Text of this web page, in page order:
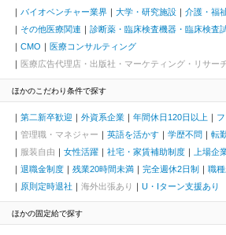
バイオベンチャー業界
大学・研究施設
介護・福
その他医療関連
診断薬・臨床検査機器・臨床検査
CMO
医療コンサルティング
医療広告代理店・出版社・マーケティング・リサー
ほかのこだわり条件で探す
第二新卒歓迎 外資系企業 年間休日120日以上
管理職・マネジャー
英語を活かす 学歴不問
転
服装自由
女性活躍 社宅・家賃補助制度 上場企
退職金制度
残業20時間未満 完全週休2日制 職
原則定時退社
海外出張あり U・Iターン支援あり
ほかの固定給で探す